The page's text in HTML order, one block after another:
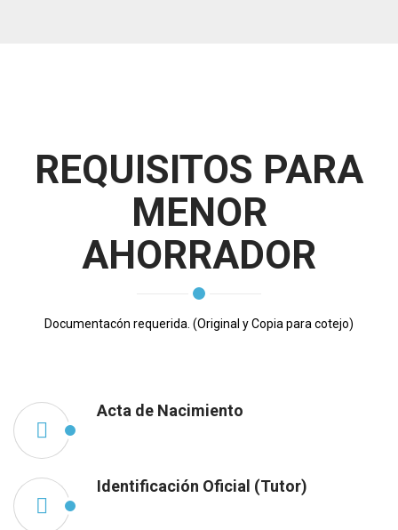
REQUISITOS PARA
MENOR
AHORRADOR
Documentacón requerida. (Original y Copia para cotejo)
Acta de Nacimiento
Identificación Oficial (Tutor)